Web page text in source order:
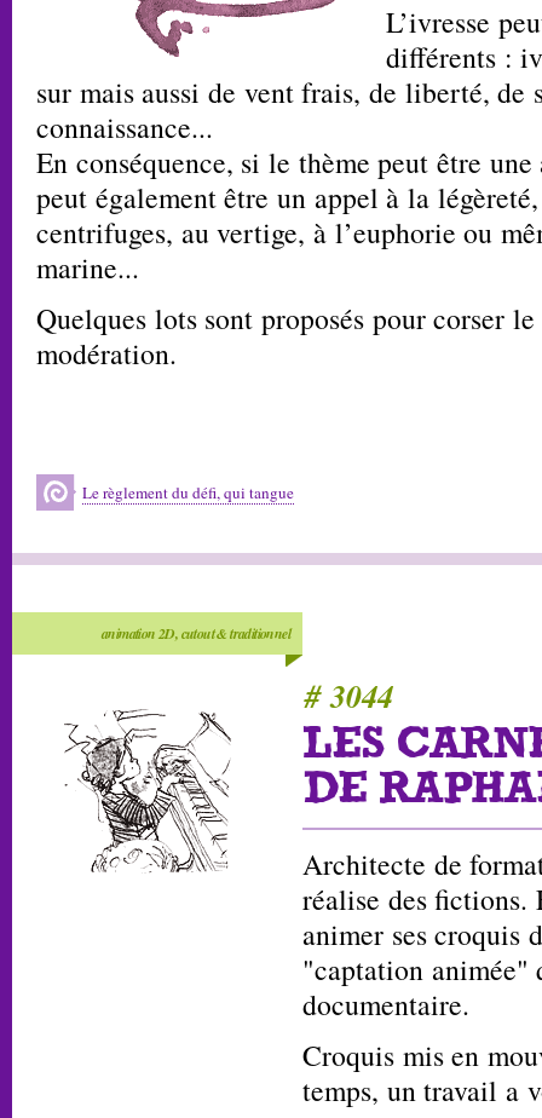
L’ivresse
différents :
sur mais aussi de vent frais, de liberté, de
connaissance...
En conséquence, si le thème peut être
peut également être un appel à la
centrifuges, au vertige, à l’euphorie ou
marine...
Quelques lots sont proposés pour corser
modération.
Le règlement du défi, qui tangue
animation 2D, cutout & traditionnel
# 3044
LES
DE
Architecte de
réalise des
animer ses croquis
"captation animée"
documentaire.
Croquis mis en
temps, un travail a